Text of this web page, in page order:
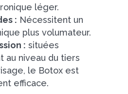
léger.
: Nécessitent un
plus volumateur.
: situées
au niveau du tiers
le Botox est
efficace.